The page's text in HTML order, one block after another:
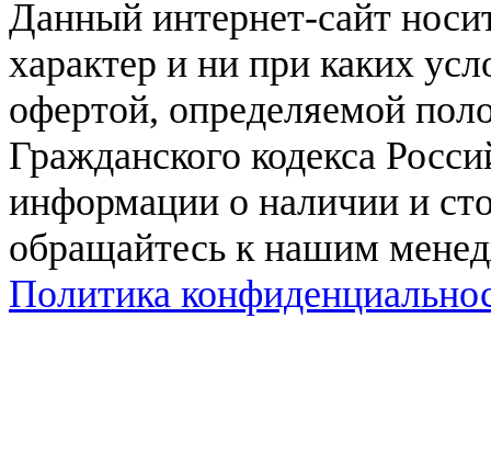
Данный интернет-сайт
характер и ни при каких
офертой, определяемой
Гражданского кодекса
информации о наличии и
обращайтесь к нашим
Политика